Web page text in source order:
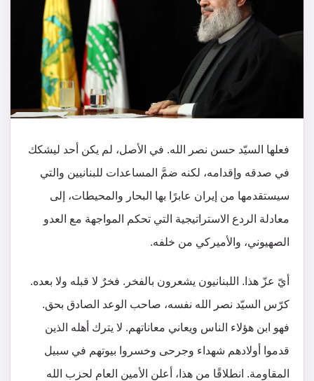
فعلها السيّد حسن نصر الله. في الأصل، لم يكن أحد ليشكك
في صدقه وإقدامه، لكنه ضمَّ المساعدات للبنانيين والتي
سيستقدمها من إيران عابرًا بها البحار والمحيطات، إلى
معادلة الردع الاستراتيجية التي تحكم المواجهة مع العدو
الصهيوني، والأميركي من خلفه.
أيّ عزّ هذا. اللبنانيون يشعرون بالفخر. فخرٌ لا قبله ولا بعده.
كرّس السيّد نصر الله نفسه، صاحب الوعد الصادق بحق.
فهو ابن هؤلاء الناس ويعاني معاناتهم. لا يترك أهله الذين
قدموا أولادهم شهداء وجرحى وخسروا بيوتهم في سبيل
المقاومة. انطلاقًا من هذا، أعلن الأمين العام لحزب الله